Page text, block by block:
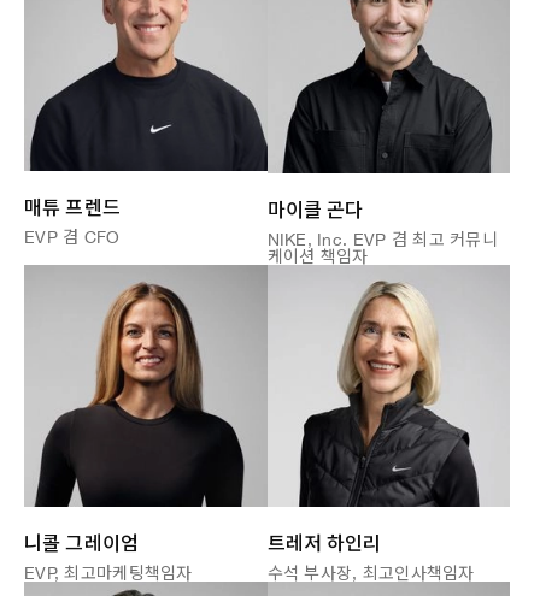
매튜 프렌드
EVP 겸 CFO
마이클 곤다
NIKE, Inc. EVP 겸 최고 커뮤니
케이션 책임자
니콜 그레이엄
EVP, 최고마케팅책임자
트레저 하인리
수석 부사장, 최고인사책임자